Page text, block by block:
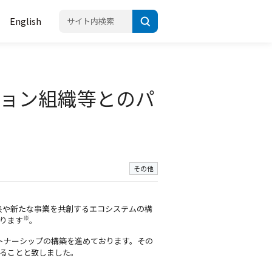
English
ン組織等とのパ
その他
新たな事業を共創するエコシステムの構
ます※。
ーシップの構築を進めております。その
とと致しました。